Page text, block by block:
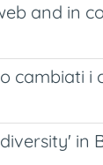
and in
cambiati i
in